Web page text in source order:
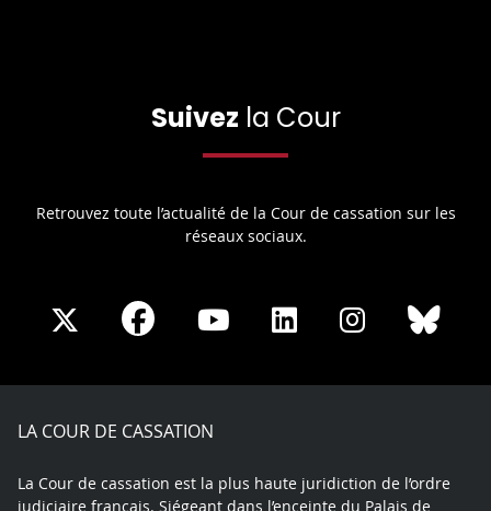
Suivez la Cour
Retrouvez toute l’actualité de la Cour de cassation sur les
réseaux sociaux.
Share
X
Share
Facebook
Share
Youtube
Share
LinkedIn
Share
Instagram
LA COUR DE CASSATION
La Cour de cassation est la plus haute juridiction de l’ordre
judiciaire français. Siégeant dans l’enceinte du Palais de